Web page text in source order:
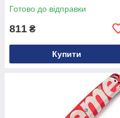
Готово до відправки
811 ₴
Купити